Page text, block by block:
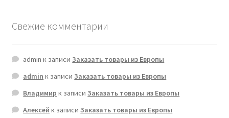
Свежие комментарии
admin к записиЗаказать товары из Европы
admin к записиЗаказать товары из Европы
Владимир к записиЗаказать товары из Европы
Алексей к записиЗаказать товары из Европы